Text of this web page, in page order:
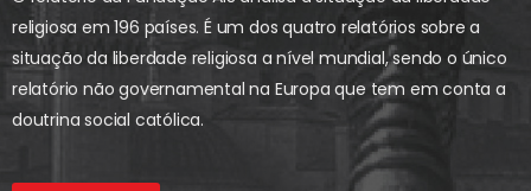
religiosa em 196 países. É um dos quatro relatórios sobre a
situação da liberdade religiosa a nível mundial, sendo o único
relatório não governamental na Europa que tem em conta a
doutrina social católica.